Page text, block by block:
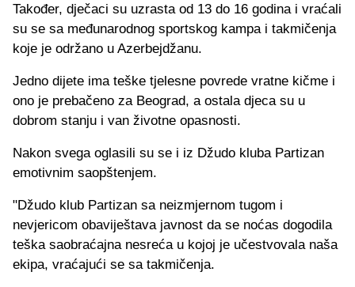
Također, dječaci su uzrasta od 13 do 16 godina i vraćali
su se sa međunarodnog sportskog kampa i takmičenja
koje je održano u Azerbejdžanu.
Jedno dijete ima teške tjelesne povrede vratne kičme i
ono je prebačeno za Beograd, a ostala djeca su u
dobrom stanju i van životne opasnosti.
Nakon svega oglasili su se i iz Džudo kluba Partizan
emotivnim saopštenjem.
"Džudo klub Partizan sa neizmjernom tugom i
nevjericom obaviještava javnost da se noćas dogodila
teška saobraćajna nesreća u kojoj je učestvovala naša
ekipa, vraćajući se sa takmičenja.